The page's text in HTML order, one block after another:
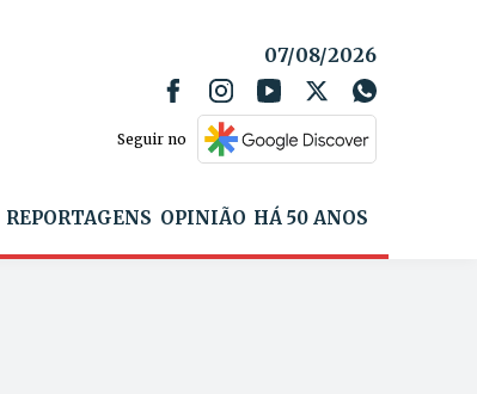
07/08/2026
Seguir no
REPORTAGENS OPINIÃO HÁ 50 ANOS